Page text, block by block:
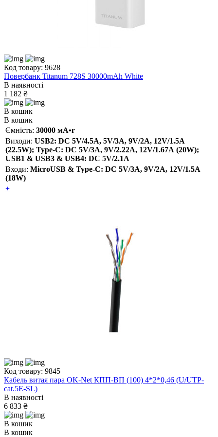
Код товару: 9628
Повербанк Titanum 728S 30000mAh White
В наявності
1 182 ₴
В кошик
В кошик
Ємність: 30000 мА•г
Виходи: USB2: DC 5V/4.5A, 5V/3A, 9V/2A, 12V/1.5A
(22.5W); Type-C: DC 5V/3А, 9V/2.22А, 12V/1.67А (20W);
USB1 & USB3 & USB4: DC 5V/2.1A
Входи: MicroUSB & Type-C: DC 5V/3A, 9V/2A, 12V/1.5A
(18W)
+
Код товару: 9845
Кабель витая пара OK-Net КПП-ВП (100) 4*2*0,46 (U/UTP-
cat.5Е-SL)
В наявності
6 833 ₴
В кошик
В кошик